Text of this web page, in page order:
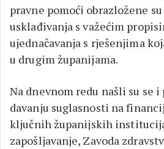
pravne pomoći obrazložene
usklađivanja s važećim
ujednačavanja s rješenjima
u drugim županijama.
Na dnevnom redu našli su se
davanju suglasnosti na
ključnih županijskih
zapošljavanje, Zavoda